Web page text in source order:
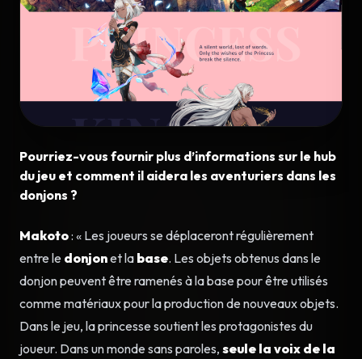
Pourriez-vous fournir plus d’informations sur le hub
du jeu et comment il aidera les aventuriers dans les
donjons ?
Makoto: « Les joueurs se déplaceront régulièrement
entre le donjonet la base. Les objets obtenus dans le
donjon peuvent être ramenés à la base pour être utilisés
comme matériaux pour la production de nouveaux objets.
Dans le jeu, la princesse soutient les protagonistes du
joueur. Dans un monde sans paroles, seule la voix de la